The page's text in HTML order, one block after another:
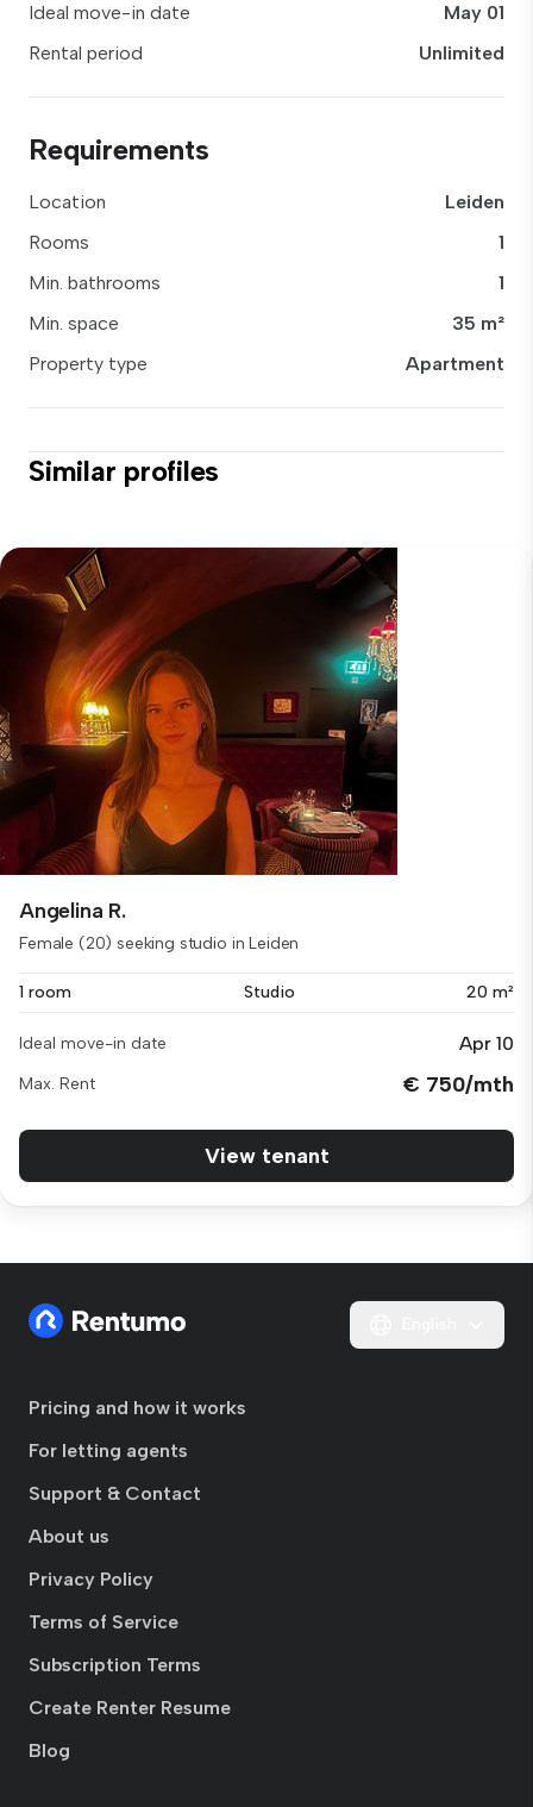
Ideal move-in date
May 01
Rental period
Unlimited
Requirements
Location
Leiden
Rooms
1
Min. bathrooms
1
Min. space
35 m²
Property type
Apartment
Similar profiles
Angelina R.
Female (20) seeking studio in Leiden
1 room Studio 20 m²
Ideal move-in date Apr 10
Max. Rent € 750/mth
View tenant
Pricing and how it works
For letting agents
Support & Contact
About us
Privacy Policy
Terms of Service
Subscription Terms
Create Renter Resume
Blog